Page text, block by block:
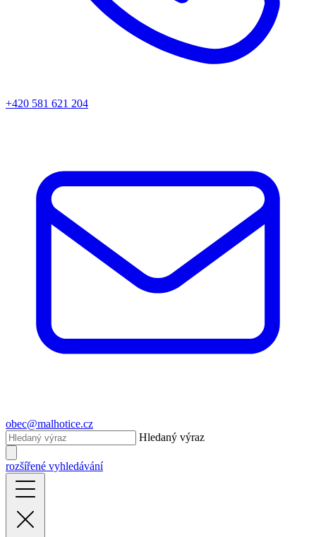
+420 581 621 204
obec@malhotice.cz
Hledaný výraz
rozšířené vyhledávání